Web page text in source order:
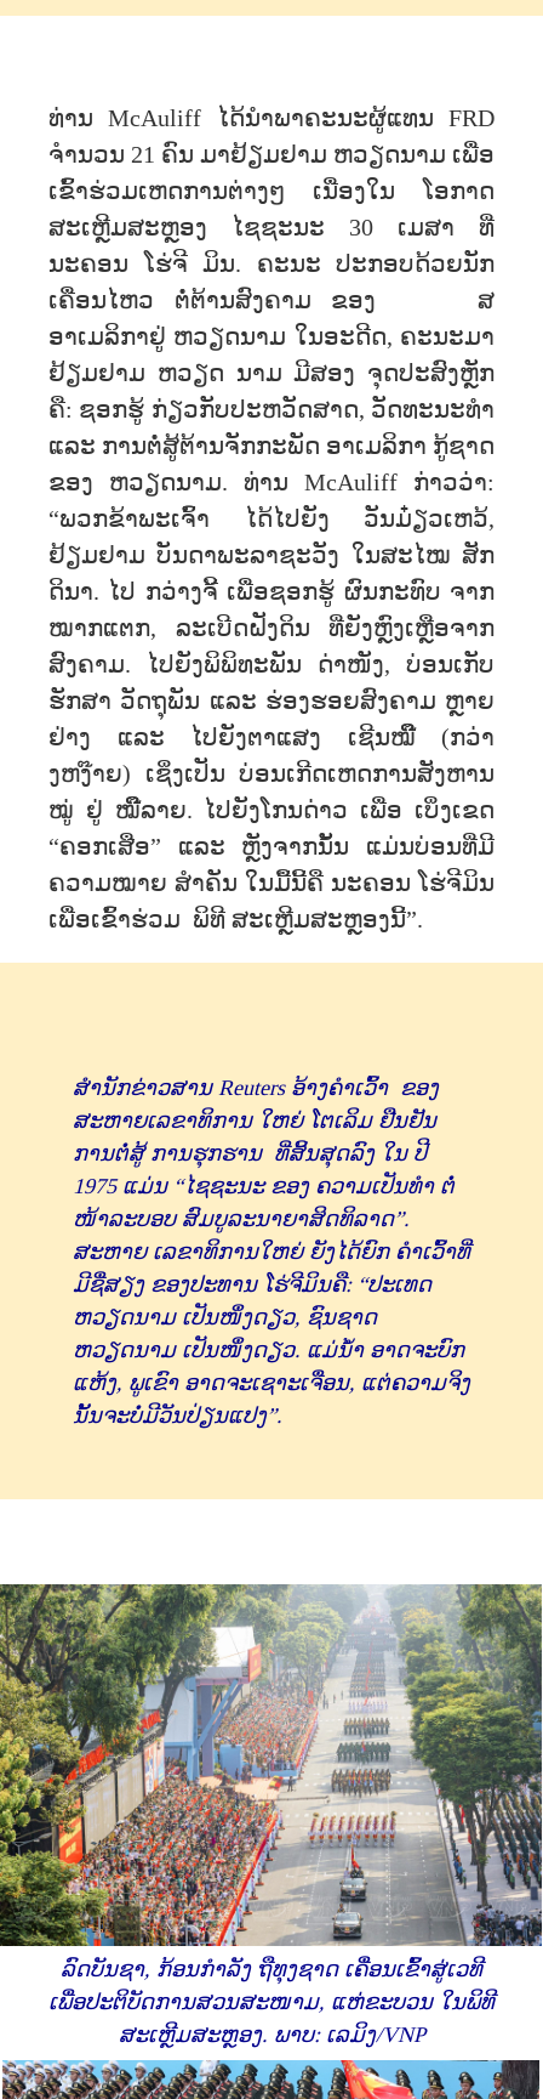
ທ່ານ McAuliff ໄດ້ນໍາພາຄະນະຜູ້ແທນ FRD
ຈໍານວນ 21 ຄົນ ມາຢ້ຽມຢາມ ຫວຽດນາມ ເພື່ອ
ເຂົ້າຮ່ວມເຫດການຕ່າງໆ ເນື່ອງໃນ ໂອກາດ
ສະເຫຼີມສະຫຼອງ ໄຊຊະນະ 30 ເມສາ ທີ່
ນະຄອນ ໂຮ່ຈີ ມິນ. ຄະນະ ປະກອບດ້ວຍນັກ
ເຄື່ອນໄຫວ ຕໍ່ຕ້ານສົງຄາມ ຂອງ ສ
ອາເມລິກາຢູ່ ຫວຽດນາມ ໃນອະດີດ, ຄະນະມາ
ຢ້ຽມຢາມ ຫວຽດ ນາມ ມີສອງ ຈຸດປະສົງຫຼັກ
ຄື: ຊອກຮູ້ ກ່ຽວກັບປະຫວັດສາດ, ວັດທະນະທໍາ
ແລະ ການຕໍ່ສູ້ຕ້ານຈັກກະພັດ ອາເມລິກາ ກູ້ຊາດ
ຂອງ ຫວຽດນາມ. ທ່ານ McAuliff ກ່າວວ່າ:
“ພວກຂ້າພະເຈົ້າ ໄດ້ໄປຍັງ ວັນມ໋ຽວເຫວ້,
ຢ້ຽມຢາມ ບັນດາພະລາຊະວັງ ໃນສະໄໝ ສັກ
ດິນາ. ໄປ ກວ່າງຈີ້ ເພື່ອຊອກຮູ້ ຜົນກະທົບ ຈາກ
ໝາກແຕກ, ລະເບີດຝັງດິນ ທີ່ຍັງຫຼົງເຫຼືອຈາກ
ສົງຄາມ. ໄປຍັງພິພິທະພັນ ດ່າໜັງ, ບ່ອນເກັບ
ຮັກສາ ວັດຖຸພັນ ແລະ ຮ່ອງຮອຍສົງຄາມ ຫຼາຍ
ຢ່າງ ແລະ ໄປຍັງຕາແສງ ເຊີນໝີ໊ (ກວ່າ
ງຫງ໊າຍ) ເຊິ່ງເປັນ ບ່ອນເກີດເຫດການສັງຫານ
ໝູ່ ຢູ່ ໝີ໊ລາຍ. ໄປຍັງໂກນດ່າວ ເພື່ອ ເບິ່ງເຂດ
“ຄອກເສືອ” ແລະ ຫຼັງຈາກນັ້ນ ແມ່ນບ່ອນທີ່ມີ
ຄວາມໝາຍ ສໍາຄັນ ໃນມື້ນີ້ຄື ນະຄອນ ໂຮ່ຈີມິນ
ເພື່ອເຂົ້າຮ່ວມ ພິທີ ສະເຫຼີມສະຫຼອງນີ້”.
ສໍານັກຂ່າວສານ Reuters ອ້າງຄໍາເວົ້າ ຂອງ
ສະຫາຍເລຂາທິການ ໃຫຍ່ ໂຕເລິມ ຢືນຢັນ
ການຕໍ່ສູ້ ການຮຸກຮານ ທີ່ສິ້ນສຸດລົງ ໃນ ປີ
1975 ແມ່ນ “ໄຊຊະນະ ຂອງ ຄວາມເປັນທໍາ ຕໍ່
ໜ້າລະບອບ ສົມບູລະນາຍາສິດທິລາດ”.
ສະຫາຍ ເລຂາທິການໃຫຍ່ ຍັງໄດ້ຍົກ ຄໍາເວົ້າທີ່
ມີຊື່ສຽງ ຂອງປະທານ ໂຮ່ຈີມິນຄື: “ປະເທດ
ຫວຽດນາມ ເປັນໜຶ່ງດຽວ, ຊົນຊາດ
ຫວຽດນາມ ເປັນໜຶ່ງດຽວ. ແມ່ນ້ຳ ອາດຈະບົກ
ແຫ້ງ, ພູເຂົາ ອາດຈະເຊາະເຈື່ອນ, ແຕ່ຄວາມຈິງ
ນັ້ນຈະບໍ່ມີວັນປ່ຽນແປງ”.
ລົດບັນຊາ, ກ້ອນກໍາລັງ ຖືທຸງຊາດ ເຄື່ອນເຂົ້າສູ່ເວທີ
ເພື່ອປະຕິບັດການສວນສະໜາມ, ແຫ່ຂະບວນ ໃນພິທີ
ສະເຫຼີມສະຫຼອງ. ພາບ: ເລມິງ/VNP